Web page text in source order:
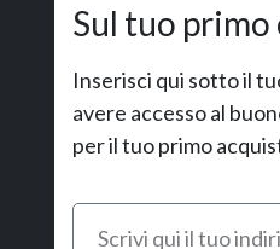
Sul tuo
Inserisci qui sotto il
avere accesso al
per il tuo primo